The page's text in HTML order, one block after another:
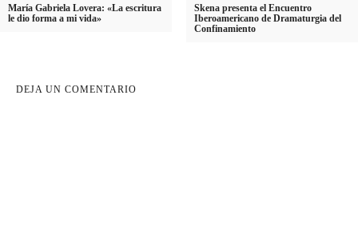
María Gabriela Lovera: «La escritura
le dio forma a mi vida»
Skena presenta el Encuentro
Iberoamericano de Dramaturgia del
Confinamiento
DEJA UN COMENTARIO